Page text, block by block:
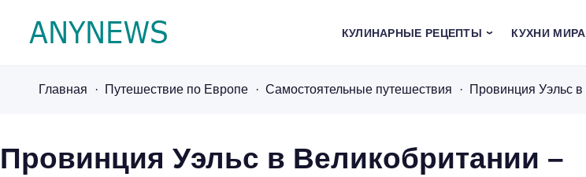
w
КУЛИНАРНЫЕ РЕЦЕПТЫ КУХНИ МИРА
Главная Путешествие по Европе Самостоятельные путешествия
Провинция Уэльс в Великобритании –